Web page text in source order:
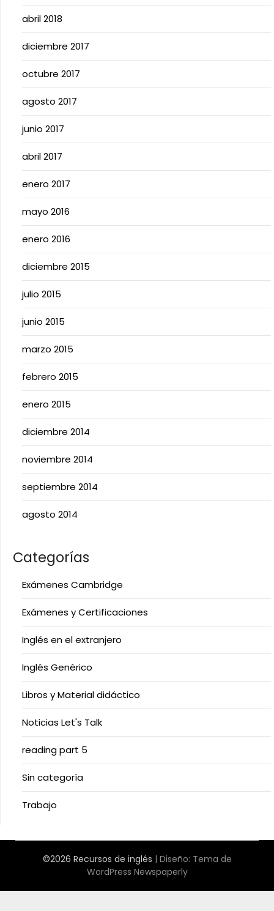
abril 2018
diciembre 2017
octubre 2017
agosto 2017
junio 2017
abril 2017
enero 2017
mayo 2016
enero 2016
diciembre 2015
julio 2015
junio 2015
marzo 2015
febrero 2015
enero 2015
diciembre 2014
noviembre 2014
septiembre 2014
agosto 2014
Categorías
Exámenes Cambridge
Exámenes y Certificaciones
Inglés en el extranjero
Inglés Genérico
Libros y Material didáctico
Noticias Let's Talk
reading part 5
Sin categoría
Trabajo
©2026 Recursos de inglés | Diseño: Tema de
WordPress Newspaperly